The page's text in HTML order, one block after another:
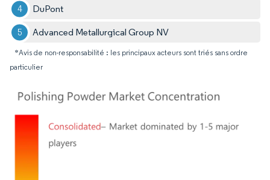
DuPont
Advanced Metallurgical Group NV
*Avis de non-responsabilité : les principaux acteurs sont triés sans ordre
particulier